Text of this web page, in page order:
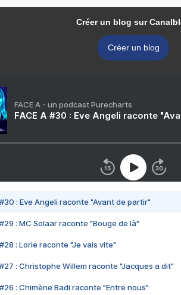
Créer un blog sur
Créer un blog
FACE A - un podcast Purecharts
FACE A #30 : Eve Angeli raconte
#30 : Eve Angeli raconte "Avant de partir"
#29 : MC Solaar raconte "Bouge de là"
#28 : Lorie raconte "Je vais vite"
#27 : Christophe Willem raconte "Jacques a dit"
#26 : Chimène Badi raconte "Entre nous"